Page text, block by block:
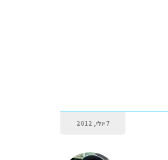
7 יולי, 2012